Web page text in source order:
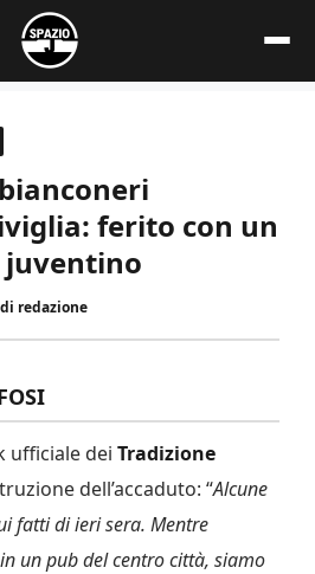
ferito con un
juventino
di redazione
ufficiale dei Tradizione
dell’accaduto: “Alcune
fatti di ieri sera. Mentre
un pub del centro città, siamo